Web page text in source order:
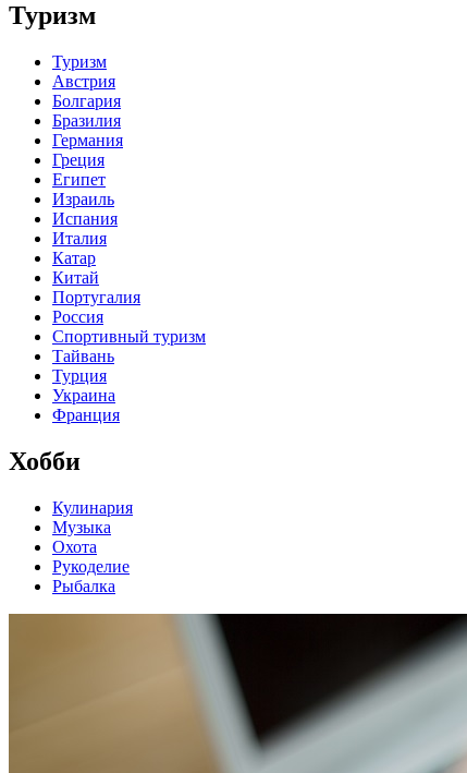
Туризм
Туризм
Австрия
Болгария
Бразилия
Германия
Греция
Египет
Израиль
Испания
Италия
Катар
Китай
Португалия
Россия
Спортивный туризм
Тайвань
Турция
Украина
Франция
Хобби
Кулинария
Музыка
Охота
Рукоделие
Рыбалка